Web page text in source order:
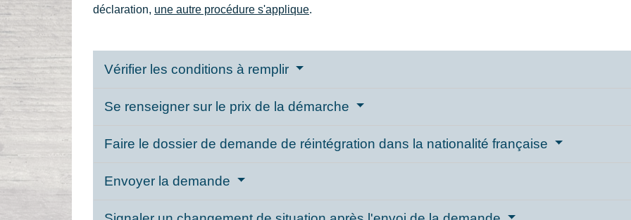
déclaration, une autre procédure s'applique.
Vérifier les conditions à remplir
Se renseigner sur le prix de la démarche
Faire le dossier de demande de réintégration dans la nationalité française
Envoyer la demande